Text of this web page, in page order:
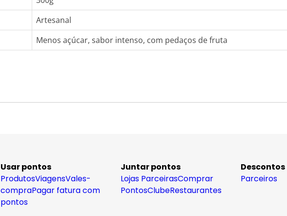
Artesanal
Menos açúcar, sabor intenso, com pedaços de fruta
Usar pontos
ProdutosViagensVales-
compraPagar fatura com
pontos
Juntar pontos
Lojas ParceirasComprar
PontosClubeRestaurantes
Descontos
Parceiros